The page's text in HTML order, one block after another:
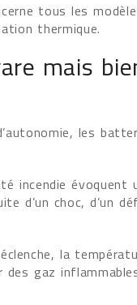
tous les
thermique.
mais
les
incendie évoquent
d’un choc, d’un
la
des gaz